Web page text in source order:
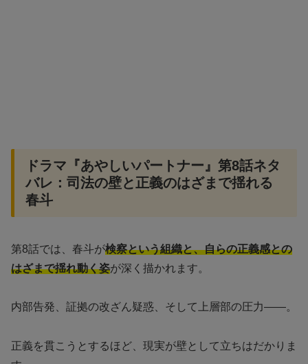
ドラマ『あやしいパートナー』第8話ネタ
バレ：司法の壁と正義のはざまで揺れる
春斗
第8話では、春斗が検察という組織と、自らの正義感との
はざまで揺れ動く姿が深く描かれます。
内部告発、証拠の改ざん疑惑、そして上層部の圧力――。
正義を貫こうとするほど、現実が壁として立ちはだかりま